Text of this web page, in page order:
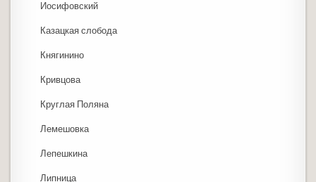
Иосифовский
Казацкая слобода
Княгинино
Кривцова
Круглая Поляна
Лемешовка
Лепешкина
Липница